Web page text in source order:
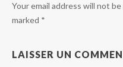
Your email address will not
marked *
LAISSER UN